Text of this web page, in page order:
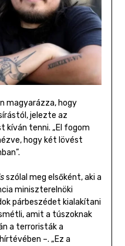
magyarázza, hogy
jelezte az
kíván tenni. „El fogom
hogy két lövést
szólal meg elsőként, aki a
miniszterelnöki
párbeszédet kialakítani
amit a túszoknak
a terroristák a
–. „Ez a